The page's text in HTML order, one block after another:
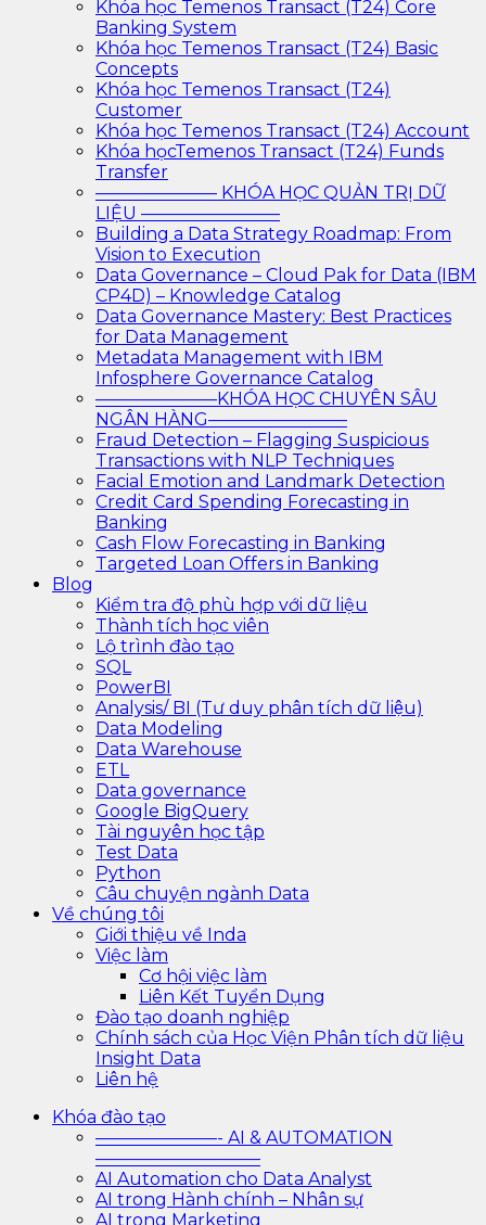
Khóa học Temenos Transact (T24) Core
Banking System
Khóa học Temenos Transact (T24) Basic
Concepts
Khóa học Temenos Transact (T24)
Customer
Khóa học Temenos Transact (T24) Account
Khóa họcTemenos Transact (T24) Funds
Transfer
——————— KHÓA HỌC QUẢN TRỊ DỮ
LIỆU ————————
Building a Data Strategy Roadmap: From
Vision to Execution
Data Governance – Cloud Pak for Data (IBM
CP4D) – Knowledge Catalog
Data Governance Mastery: Best Practices
for Data Management
Metadata Management with IBM
Infosphere Governance Catalog
———————KHÓA HỌC CHUYÊN SÂU
NGÂN HÀNG————————
Fraud Detection – Flagging Suspicious
Transactions with NLP Techniques
Facial Emotion and Landmark Detection
Credit Card Spending Forecasting in
Banking
Cash Flow Forecasting in Banking
Targeted Loan Offers in Banking
Blog
Kiểm tra độ phù hợp với dữ liệu
Thành tích học viên
Lộ trình đào tạo
SQL
PowerBI
Analysis/ BI (Tư duy phân tích dữ liệu)
Data Modeling
Data Warehouse
ETL
Data governance
Google BigQuery
Tài nguyên học tập
Test Data
Python
Câu chuyện ngành Data
Về chúng tôi
Giới thiệu về Inda
Việc làm
Cơ hội việc làm
Liên Kết Tuyển Dụng
Đào tạo doanh nghiệp
Chính sách của Học Viện Phân tích dữ liệu
Insight Data
Liên hệ
Khóa đào tạo
———————- AI & AUTOMATION
—————————–
AI Automation cho Data Analyst
AI trong Hành chính – Nhân sự
AI trong Marketing